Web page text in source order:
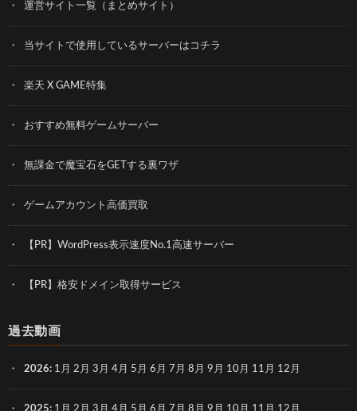
運営サイト一覧（まとめサイト）
当サイトで使用しているサーバーはコチラ
楽天 X GAME特集
おすすめ無料ゲームサーバー
無課金で魔宝石をGETする裏ワザ
ゲームアカウント高価買取
【PR】WordPress表示速度No.1高速サーバー
【PR】格安ドメイン取得サービス
過去動画
2026: 1月 2月 3月 4月 5月 6月 7月 8月 9月 10月 11月 12月